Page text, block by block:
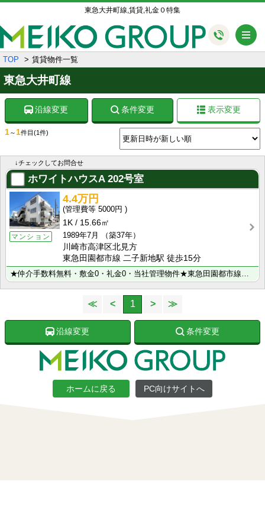
東急大井町線,賃貸,礼金０特集
TOP 賃貸物件一覧
東急大井町線
沿線変更 条件変更 表示変更
1～1件目 (1件)
↓チェックしてお問合せ
ホワイトハウスA202号室
マンション
4.4万円
5000円
1K
15.66㎡
1989年7月
（築37年）
川崎市高津区北見方
東急田園都市線 二子新地駅 徒歩15分
★仲介手数料無料・敷金0・礼金0・当社管理物件★東急田園都市線・東急大井町線「二子新地」から徒歩15･･･
≪ < 1 > ≫
沿線変更 条件変更
ホームに戻る PC向けサイトへ